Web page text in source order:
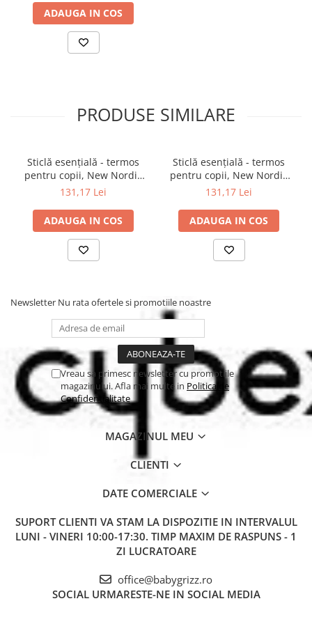
dedicate copiilor ! Colecția lor este alcătuită din produse realizate
cu grijă față de natură, precum bumbacul organic sau produse
eco-friendly, realizate din materiale reciclate!
ADAUGA IN COS
PRODUSE SIMILARE
Sticlă esențială - termos
pentru copii, New Nordic
Pinguin
131,17 Lei
ADAUGA IN COS
Sticlă esențială - termos
pentru copii, New Nordic
Birds
131,17 Lei
ADAUGA IN COS
Newsletter Nu rata ofertele si promotiile noastre
Vreau sa primesc newsletter cu promotiile
magazinului. Afla mai multe in Politica de
Confidentialitate
MAGAZINUL MEU
CLIENTI
DATE COMERCIALE
SUPORT CLIENTI VA STAM LA DISPOZITIE IN INTERVALUL
LUNI - VINERI 10:00-17:30. TIMP MAXIM DE RASPUNS - 1
ZI LUCRATOARE
office@babygrizz.ro
SOCIAL URMARESTE-NE IN SOCIAL MEDIA